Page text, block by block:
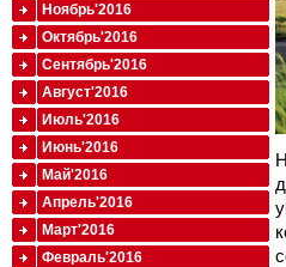
Ноябрь'2016
Октябрь'2016
Сентябрь'2016
Август'2016
Июль'2016
Июнь'2016
Май'2016
Апрель'2016
Март'2016
Февраль'2016